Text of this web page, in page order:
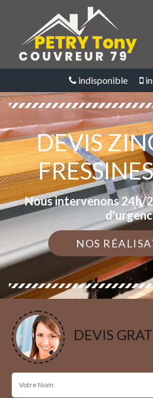
indisponible
DEVIS
Nous intervenons 24h/
NOS
DEVIS